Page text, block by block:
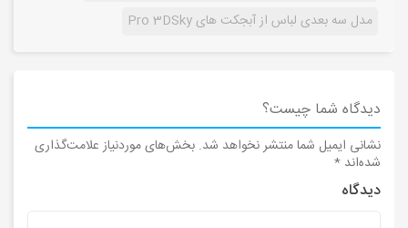
مدل سه بعدی لباس از آبجکت های Pro 3DSky
دیدگاه شما چیست؟
نشانی ایمیل شما منتشر نخواهد شد. بخش‌های موردنیاز علامت‌گذاری
شده‌اند *
دیدگاه